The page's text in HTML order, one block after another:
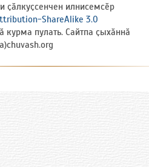
ҫӑлкуҫсенчен илнисемсӗр
ShareAlike 3.0
курма пулать. Сайтпа ҫыхӑннӑ